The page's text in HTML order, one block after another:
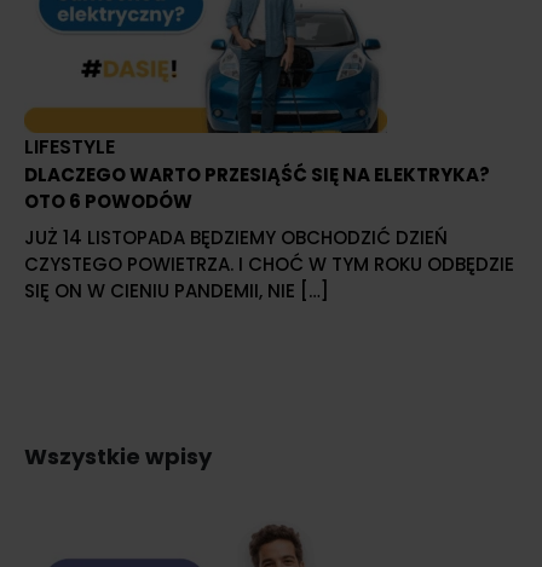
LIFESTYLE
DLACZEGO WARTO PRZESIĄŚĆ SIĘ NA ELEKTRYKA?
OTO 6 POWODÓW
JUŻ 14 LISTOPADA BĘDZIEMY OBCHODZIĆ DZIEŃ
CZYSTEGO POWIETRZA. I CHOĆ W TYM ROKU ODBĘDZIE
SIĘ ON W CIENIU PANDEMII, NIE […]
Wszystkie wpisy